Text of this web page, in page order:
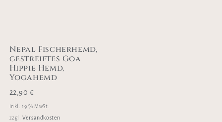
Nepal Fischerhemd,
gestreiftes Goa
Hippie Hemd,
Yogahemd
22,90€
inkl. 19 % MwSt.
zzgl.Versandkosten